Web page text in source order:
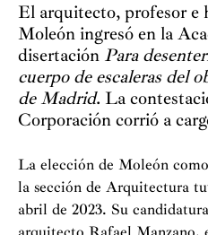
El arquitecto, profesor e
Moleón ingresó en la
disertación Para
cuerpo de escaleras del
de Madrid. La
Corporación corrió a
La elección de Moleón
la sección de Arquitectura
abril de 2023. Su